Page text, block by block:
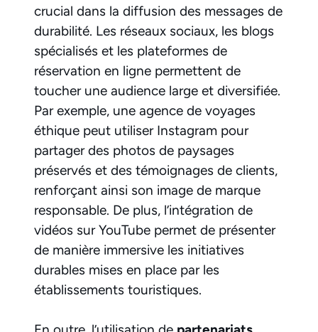
crucial dans la diffusion des messages de
durabilité. Les réseaux sociaux, les blogs
spécialisés et les plateformes de
réservation en ligne permettent de
toucher une audience large et diversifiée.
Par exemple, une agence de voyages
éthique peut utiliser Instagram pour
partager des photos de paysages
préservés et des témoignages de clients,
renforçant ainsi son image de marque
responsable. De plus, l’intégration de
vidéos sur YouTube permet de présenter
de manière immersive les initiatives
durables mises en place par les
établissements touristiques.